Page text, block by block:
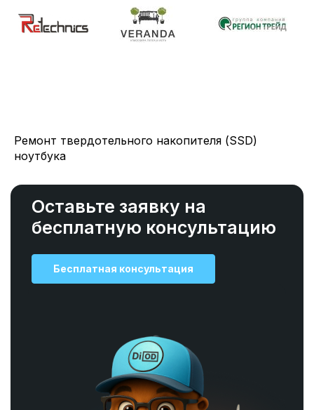
Ремонт твердотельного накопителя (SSD)
ноутбука
Оставьте заявку на
бесплатную консультацию
Бесплатная консультация